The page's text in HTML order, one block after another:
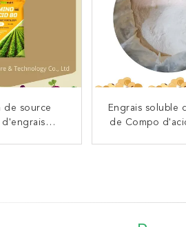
de source
d'engrais
Engrais soluble
de Compo
15%
granulaire
Engrais
aminé du